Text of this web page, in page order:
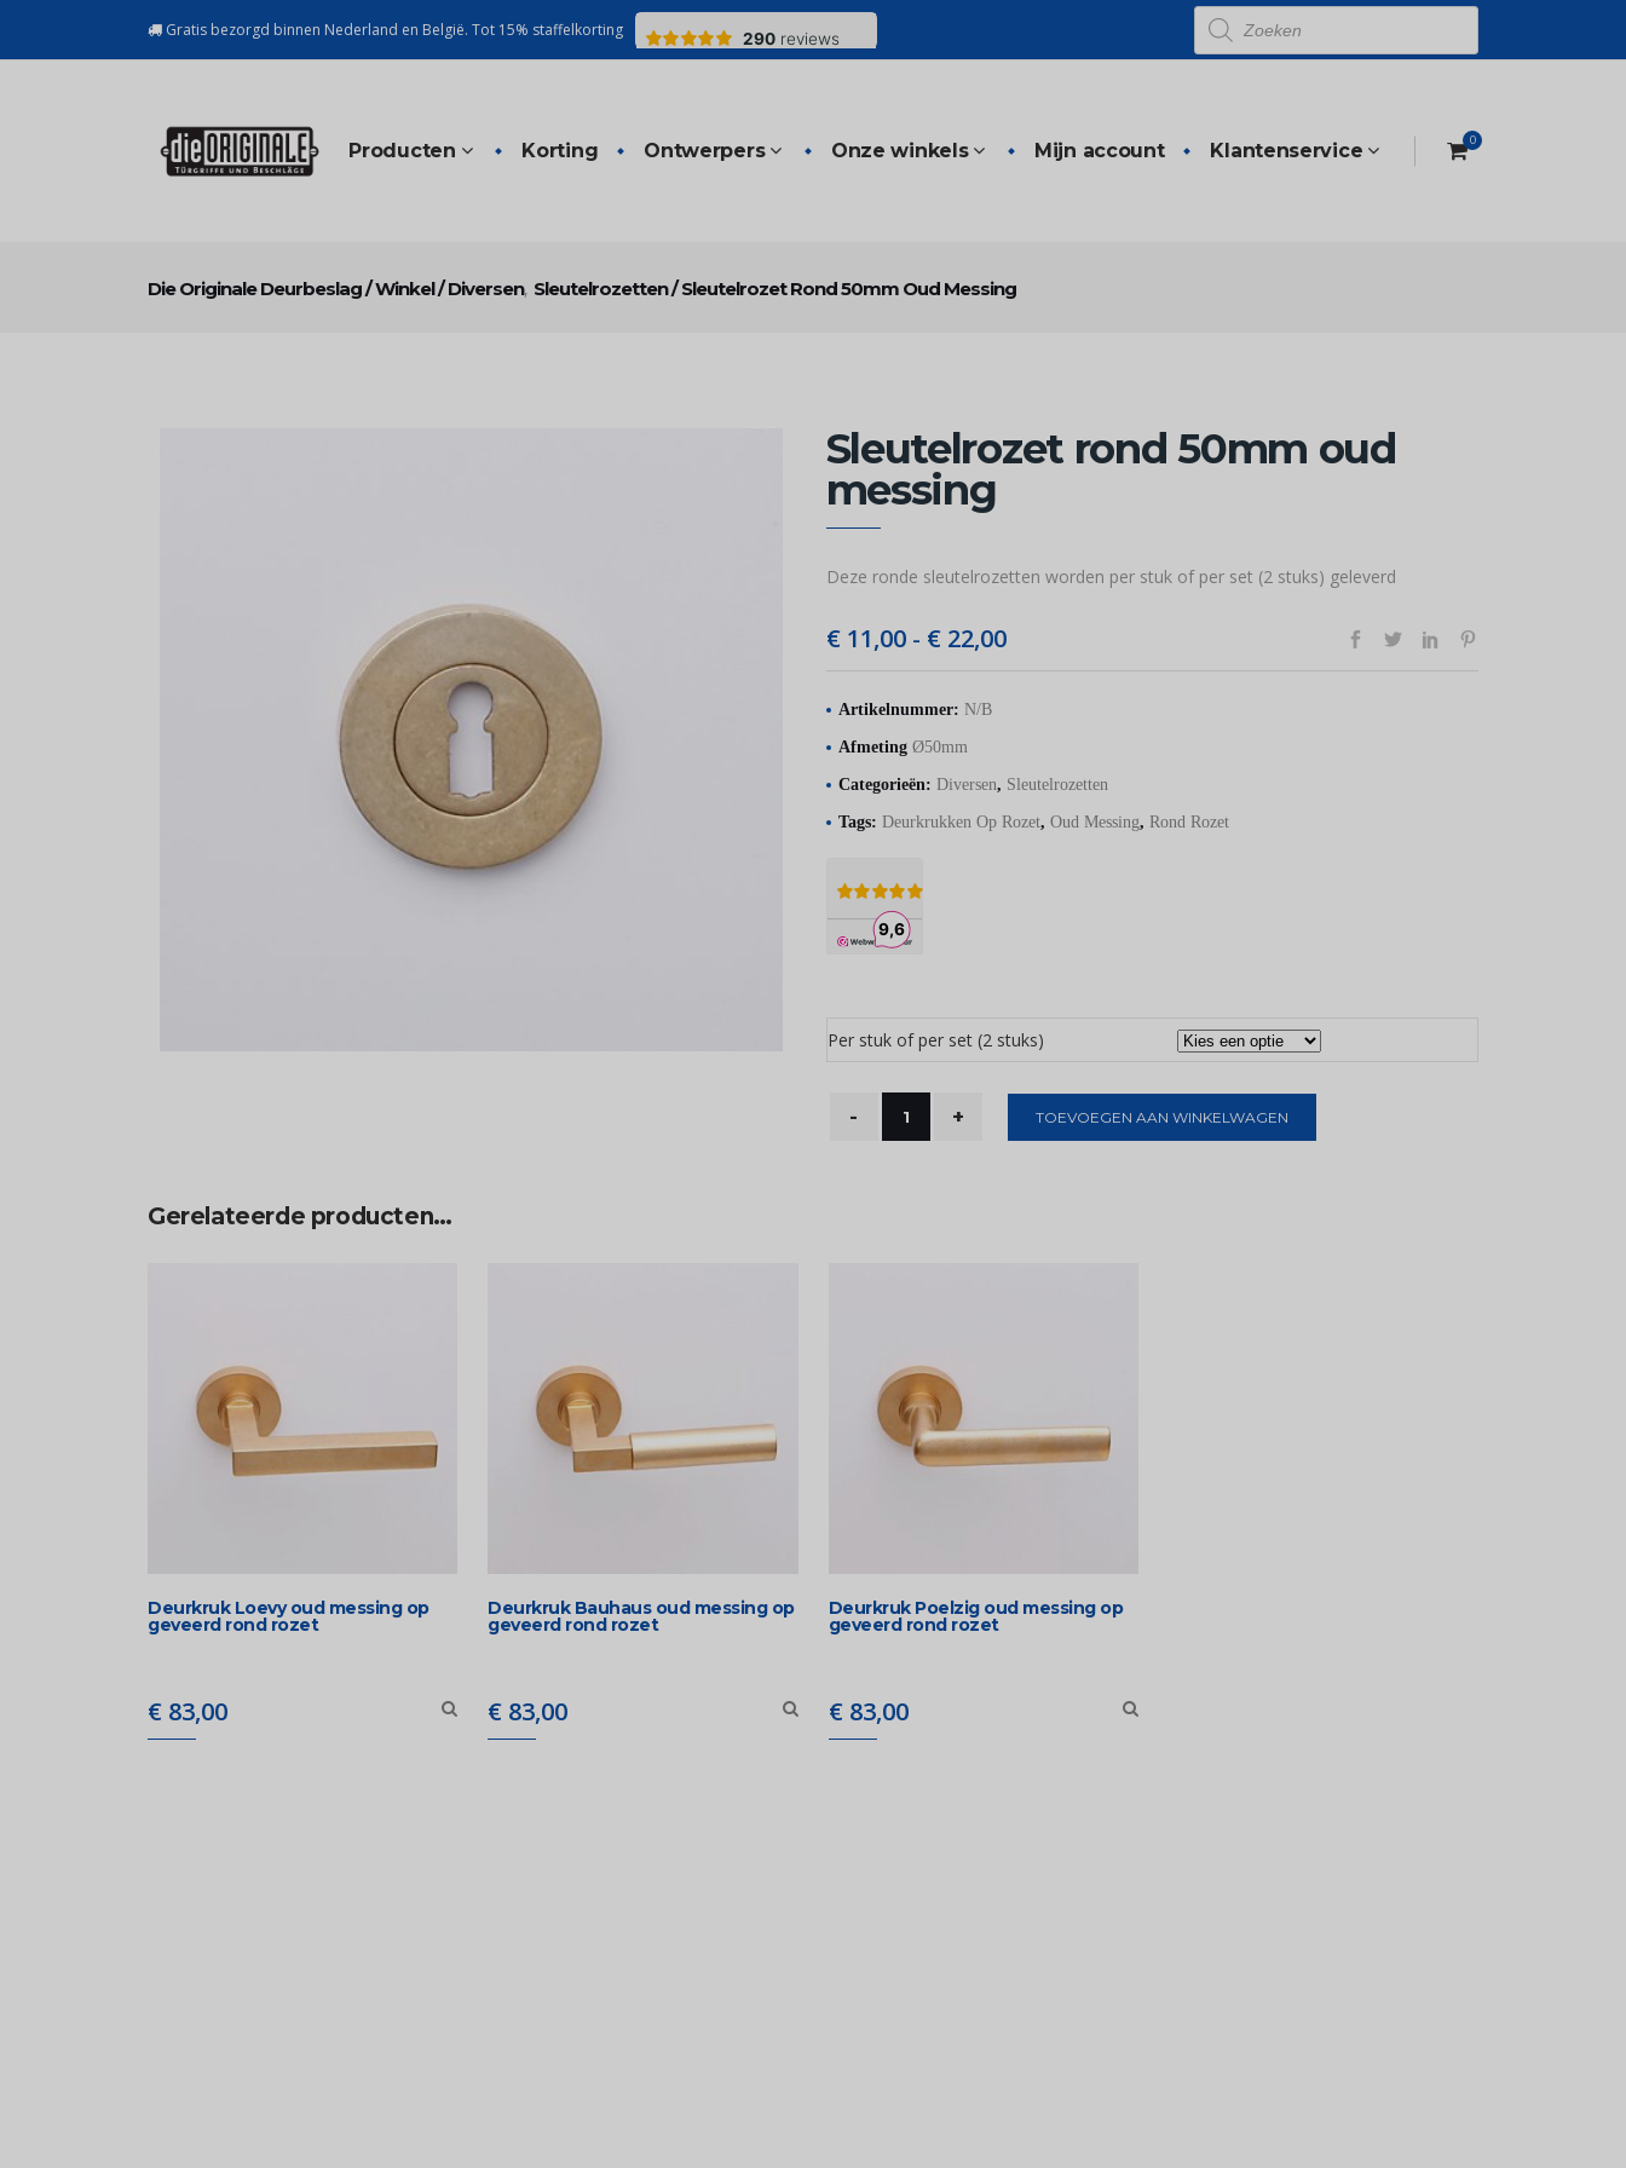
Gratis bezorgd binnen Nederland en België. Tot 15% staffelkorting
Producten
zoeken
0
Producten Korting Ontwerpers Onze winkels Mijn account Klantenservice
Die Originale Deurbeslag/Winkel/Diversen, Sleutelrozetten/Sleutelrozet Rond 50mm Oud Messing
Sleutelrozet rond 50mm oud
messing
Deze ronde sleutelrozetten worden per stuk of per set (2 stuks) geleverd
€11,00 - €22,00Prijsklasse:
Artikelnummer: N/B
Afmeting Ø50mm
Categorieën: Diversen, Sleutelrozetten
Tags: Deurkrukken Op Rozet, Oud Messing, Rond Rozet
Per stuk of per set (2 stuks)
TOEVOEGEN AAN WINKELWAGEN
Gerelateerde producten…
Deurkruk Loevy oud messing op
geveerd rond rozet
€ 83,00
Deurkruk Bauhaus oud messing op
geveerd rond rozet
€ 83,00
Deurkruk Poelzig oud messing op
geveerd rond rozet
€83,00